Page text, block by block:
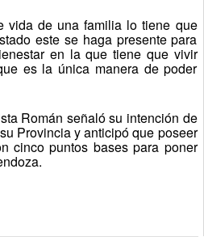
vida de una familia lo tiene que
este se haga presente para
en la que tiene que vivir
es la única manera de poder
Román señaló su intención de
Provincia y anticipó que poseer
cinco puntos bases para poner